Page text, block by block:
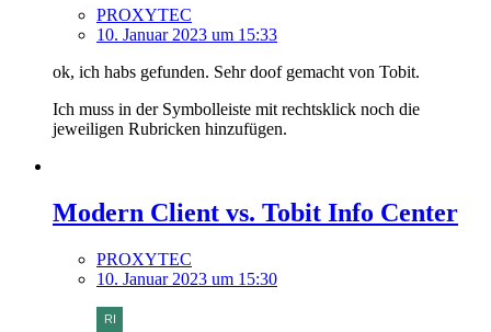
PROXYTEC
10. Januar 2023 um 15:33
ok, ich habs gefunden. Sehr doof gemacht von Tobit.
Ich muss in der Symbolleiste mit rechtsklick noch die
jeweiligen Rubricken hinzufügen.
Modern Client vs. Tobit Info Center
PROXYTEC
10. Januar 2023 um 15:30